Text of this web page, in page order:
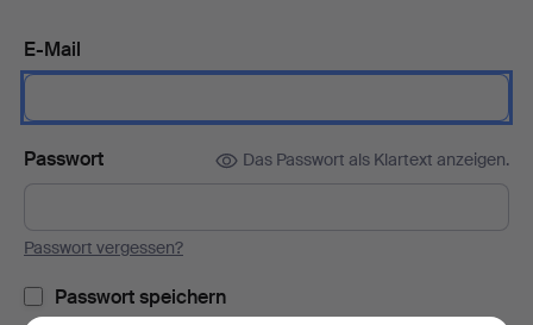
E-Mail
Passwort Das Passwort als Klartext anzeigen.
Passwort vergessen?
Passwort speichern